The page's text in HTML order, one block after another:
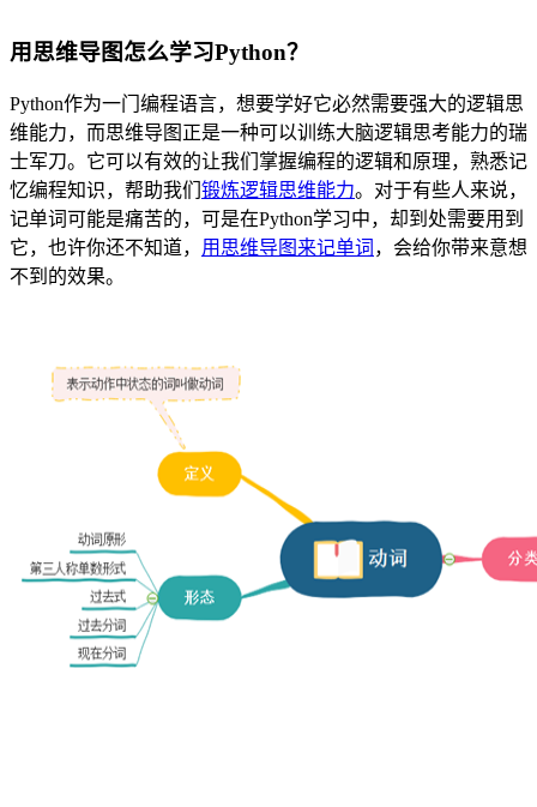
用思维导图怎么学习Python？
Python作为一门编程语言，想要学好它必然需要强大的逻辑思
维能力，而思维导图正是一种可以训练大脑逻辑思考能力的瑞
士军刀。它可以有效的让我们掌握编程的逻辑和原理，熟悉记
忆编程知识，帮助我们 锻炼逻辑思维能力。对于有些人来说，
记单词可能是痛苦的，可是在Python学习中，却到处需要用到
它，也许你还不知道， 用思维导图来记单词 ，会给你带来意想
不到的效果。